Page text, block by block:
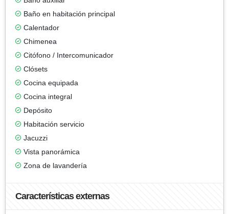
Baño en habitación principal
Calentador
Chimenea
Citófono / Intercomunicador
Clósets
Cocina equipada
Cocina integral
Depósito
Habitación servicio
Jacuzzi
Vista panorámica
Zona de lavandería
Características externas